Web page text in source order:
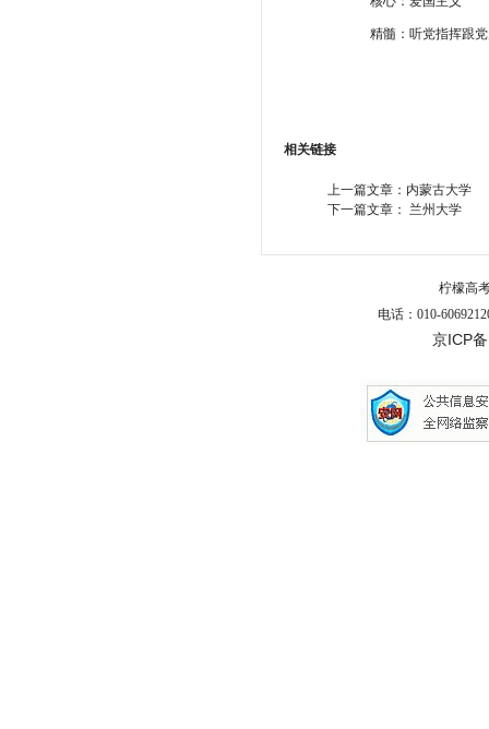
精髓：听党指挥跟
相关链接
上一篇文章： 内蒙古大学
下一篇文章：
兰州大学
柠檬高
电话：010-
京ICP